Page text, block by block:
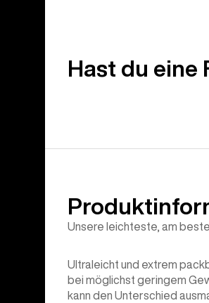
Hast du eine
Unsere leichteste, am
Ultraleicht und extrem
bei möglichst geringem
kann den Unterschied